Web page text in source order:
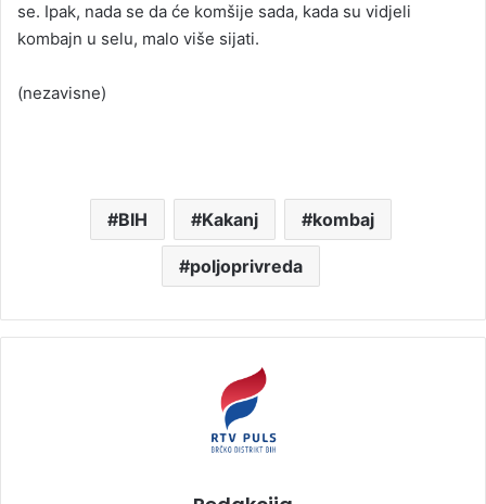
se. Ipak, nada se da će komšije sada, kada su vidjeli
kombajn u selu, malo više sijati.
(nezavisne)
BIH Kakanj kombaj
poljoprivreda